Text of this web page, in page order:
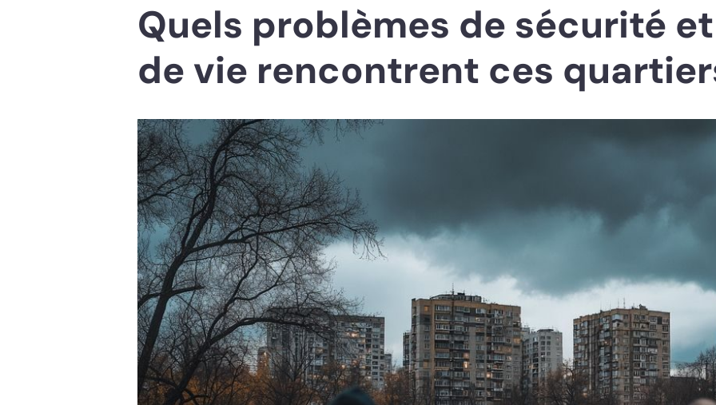
Quels problèmes de sécurité
de vie rencontrent ces